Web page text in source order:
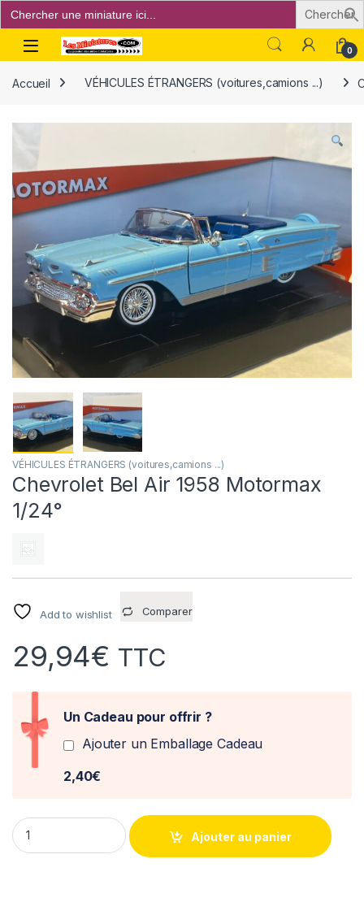
Search
for:
Open 0
Accueil VÉHICULES ÉTRANGERS (voitures,camions ...)
VÉHICULES ÉTRANGERS (voitures,camions ...)
Chevrolet Bel Air 1958 Motormax
1/24°
Add to wishlist Comparer
29,94€ TTC
Un Cadeau pour offrir ?
Ajouter un Emballage Cadeau
2,40€
Chevrolet Bel Air 1958 Motormax 1/24° quantity
Ajouter au panier